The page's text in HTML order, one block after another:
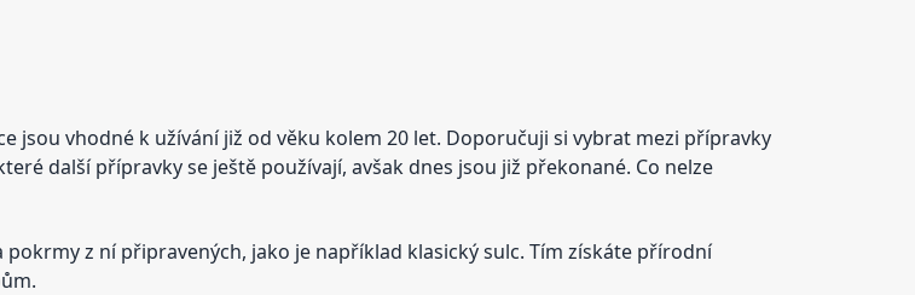
jsou vhodné k užívání již od věku kolem 20 let. Doporučuji si vybrat mezi přípravky
další přípravky se ještě používají, avšak dnes jsou již překonané. Co nelze
z ní připravených, jako je například klasický sulc. Tím získáte přírodní